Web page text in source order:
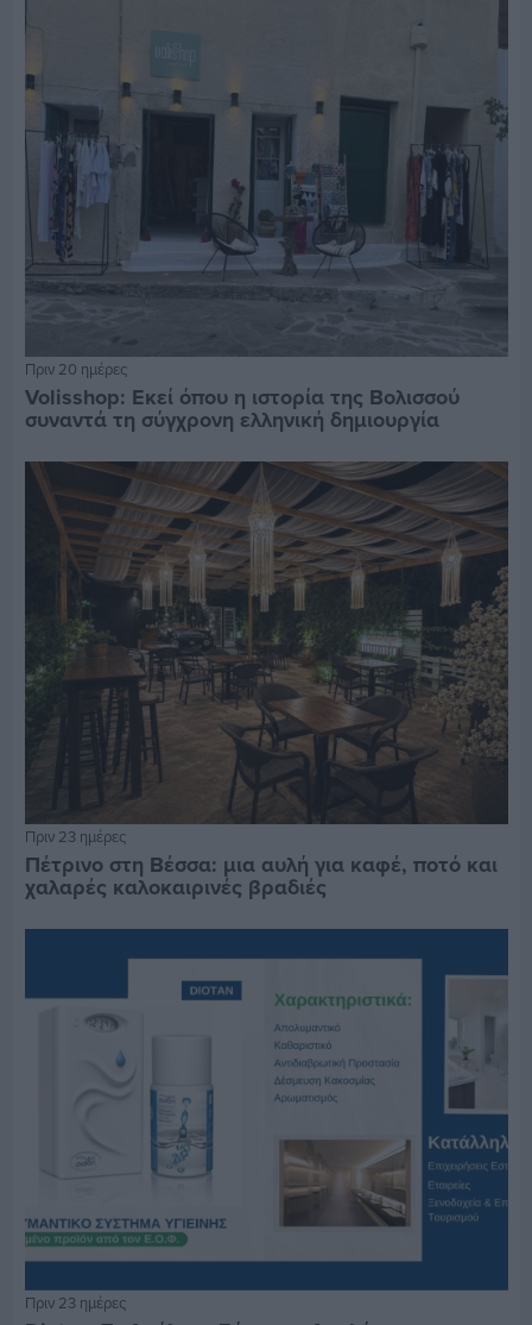
Πριν 20 ημέρες
Volisshop: Εκεί όπου η ιστορία της Βολισσού
συναντά τη σύγχρονη ελληνική δημιουργία
Πριν 23 ημέρες
Πέτρινο στη Βέσσα: μια αυλή για καφέ, ποτό και
χαλαρές καλοκαιρινές βραδιές
Πριν 23 ημέρες